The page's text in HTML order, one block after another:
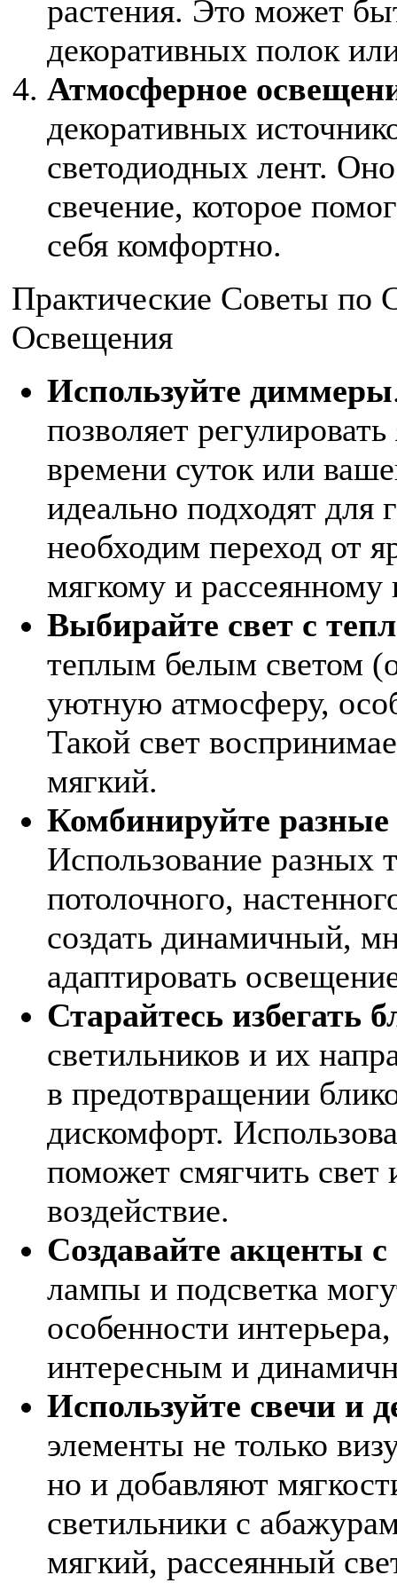
растения. Это может
декоративных полок
Атмосферное
декоративных
светодиодных лент.
свечение, которое
себя комфортно.
Практические Советы
Освещения
Используйте диммеры
позволяет
времени суток или
идеально подходят для
необходим переход от
мягкому и рассеянному
Выбирайте свет с
теплым белым светом
уютную атмосферу,
Такой свет
мягкий.
Комбинируйте разные
Использование
потолочного,
создать динамичный,
адаптировать
Старайтесь избегать
светильников и их
в предотвращении
дискомфорт.
поможет смягчить свет
воздействие.
Создавайте акценты
лампы и подсветка
особенности
интересным и
Используйте свечи и
элементы не только
но и добавляют
светильники с
мягкий, рассеянный